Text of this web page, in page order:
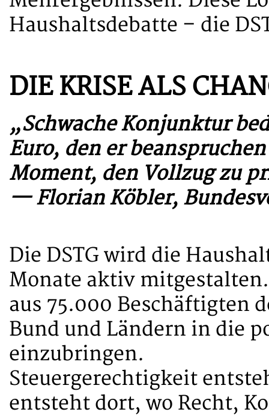
Haushaltsdebatte – die
DIE KRISE ALS
„Schwache Konjunktur
Euro, den er
Moment, den Vollzug zu
— Florian Köbler,
Die DSTG wird die
Monate aktiv
aus 75.000 Beschäftigten
Bund und Ländern in die
einzubringen.
Steuergerechtigkeit
entsteht dort, wo Recht,